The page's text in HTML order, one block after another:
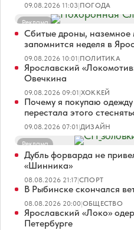
09.08.2026 11:03|ПОГОДА
Реклама
Сбитые дроны, наземное
запомнится неделя в
09.08.2026 10:01|ПОЛИТИКА
Ярославский
Овечкина
09.08.2026 09:01|ХОККЕЙ
Почему я покупаю
перестала этого
09.08.2026 07:01|ДИЗАЙН
Реклама
Дубль форварда не
«Шинника»
08.08.2026 21:17|СПОРТ
В Рыбинске скончался
08.08.2026 20:00|ОБЩЕСТВО
Ярославский «Локо»
Петербурге